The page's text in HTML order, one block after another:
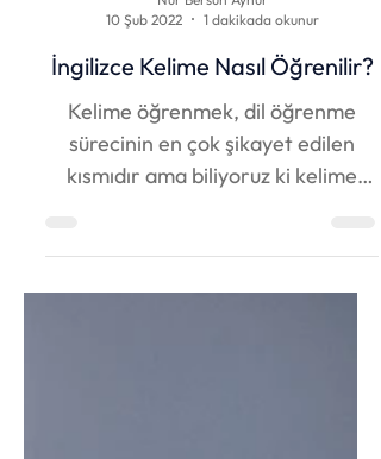
Nur Bersun Aynur
İngilizce Kelime Nasıl Öğrenilir?
Kelime öğrenmek, dil öğrenme
kısmıdır ama biliyoruz ki kelime